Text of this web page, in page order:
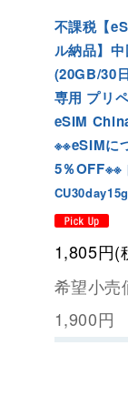
不課税【
ル納品】
(20GB/30
専用 プリ
eSIM
※※eSIMに
5％OFF※※
1,805円(
希望小売
1,900円